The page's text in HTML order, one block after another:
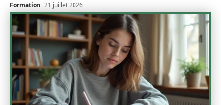
Formation 21 juillet 2026